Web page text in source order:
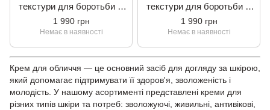
текстури для боротьби зі
зморшками та підвищення
пружності Apivita. Beevine
1 990 грн
Немає в наявності
текстури для боротьби зі
зморшками та підвищення
пружності Apivita. Beevine
1 990 грн
Немає в наявності
Крем для обличчя — це основний засіб для догляду за шкірою,
який допомагає підтримувати її здоров'я, зволоженість і
молодість. У нашому асортименті представлені креми для
різних типів шкіри та потреб: зволожуючі, живильні, антивікові,